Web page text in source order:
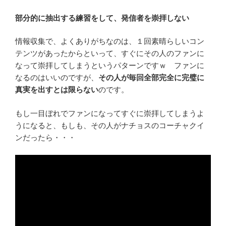
部分的に抽出する練習をして、発信者を崇拝しない
情報収集で、よくありがちなのは、１回素晴らしいコン
テンツがあったからといって、すぐにその人のファンに
なって崇拝してしまうというパターンですｗ ファンに
なるのはいいのですが、 その人が毎回全部完全に完璧に
真実を出すとは限らないのです。
もし一目ぼれでファンになってすぐに崇拝してしまうよ
うになると、もしも、その人がナチョスのコーチャクイ
ンだったら・・・